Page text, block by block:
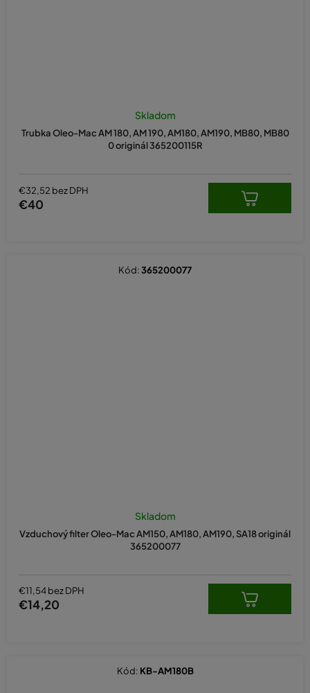
Trubka Oleo-Mac AM 180, AM 190, AM180, AM190, MB80, MB80
0 originál 365200115R
Skladom
€32,52 bez DPH
€40
Vzduchový filter Oleo-Mac AM150, AM180, AM190, SA18 originál
365200077
Skladom
€11,54 bez DPH
€14,20
Kód:365200077
Kód: KB-AM180B